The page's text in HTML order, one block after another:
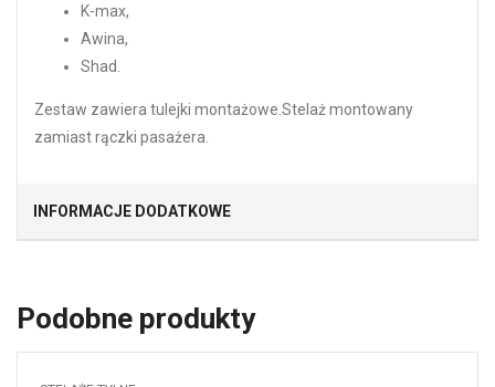
K-max,
Awina,
Shad.
Zestaw zawiera tulejki montażowe.Stelaż montowany
zamiast rączki pasażera.
INFORMACJE DODATKOWE
Podobne produkty